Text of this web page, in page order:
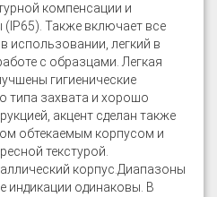
компенсации и
Также включает все
использовании, легкий в
с образцами. Легкая
гигиенические
типа захвата и хорошо
акцент сделан также
обтекаемым корпусом и
текстурой.
корпус.Диапазоны
индикации одинаковы. В